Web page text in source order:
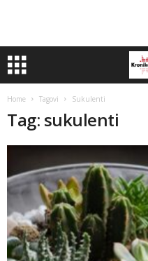
Home Tagovi Sukulenti
Tag: sukulenti